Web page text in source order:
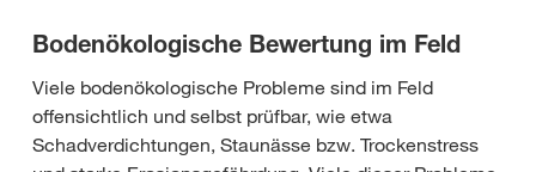
Bodenökologische Bewertung im Feld
Viele bodenökologische Probleme sind im Feld
offensichtlich und selbst prüfbar, wie etwa
Schadverdichtungen, Staunässe bzw. Trockenstress